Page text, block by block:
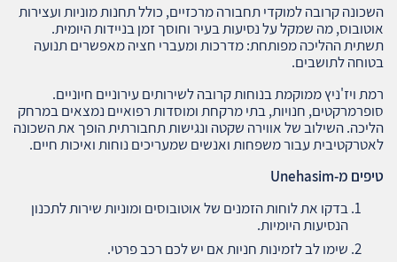
השכונה קרובה למוקדי תחבורה מרכזיים, כולל תחנות מוניות ועצירות
אוטובוס, מה שמקל על נסיעות בעיר וחוסך זמן בניידות היומית.
תשתית ההליכה מפותחת: מדרכות ומעברי חציה מאפשרים תנועה
בטוחה לתושבים.
רמת ויז'ניץ ממוקמת בנוחות קרובה לשירותים עירוניים חיוניים.
סופרמרקטים, חנויות, בתי מרקחת ומוסדות רפואיים נמצאים במרחק
הליכה. השילוב של אווירה שקטה ונגישות תחבורתית הופך את השכונה
לאטרקטיבית עבור משפחות ואנשים שמעריכים נוחות ואיכות חיים.
טיפים מ-Unehasim
בדקו את לוחות הזמנים של אוטובוסים ומוניות שירות לתכנון
הנסיעות היומיות.
שימו לב לזמינות חניות אם יש לכם רכב פרטי.